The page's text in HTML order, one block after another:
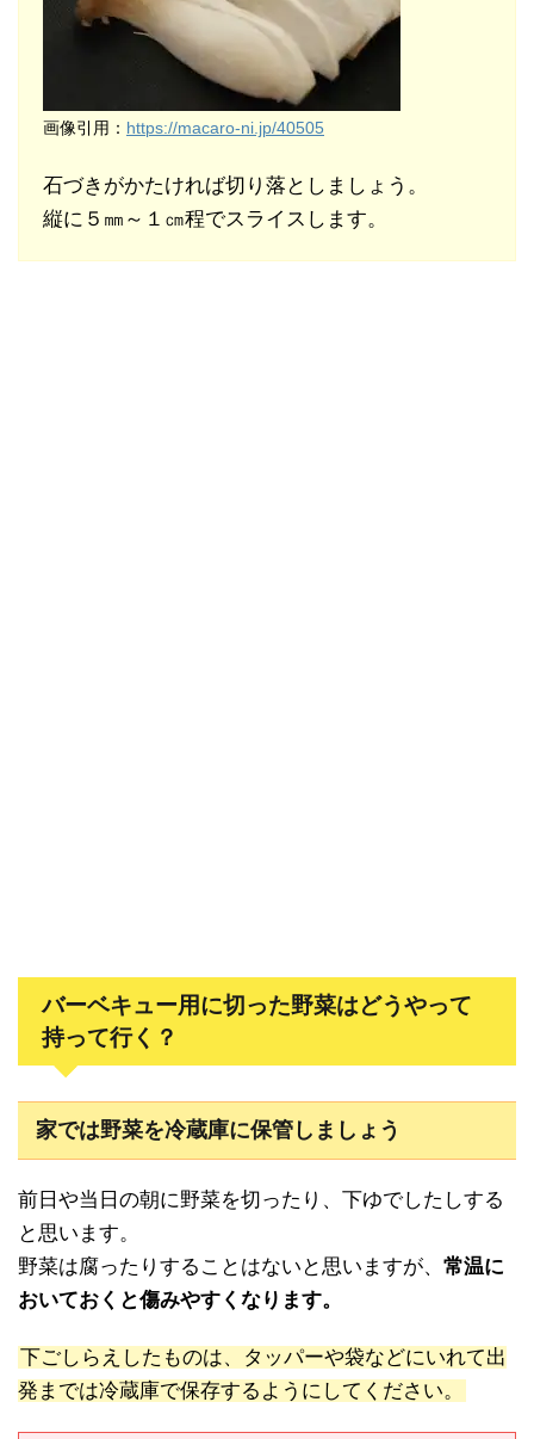
画像引用： https://macaro-ni.jp/40505
石づきがかたければ切り落としましょう。
縦に５㎜～１㎝程でスライスします。
バーベキュー用に切った野菜はどうやって
持って行く？
家では野菜を冷蔵庫に保管しましょう
前日や当日の朝に野菜を切ったり、下ゆでしたしする
と思います。
野菜は腐ったりすることはないと思いますが、 常温に
おいておくと傷みやすくなります。
下ごしらえしたものは、タッパーや袋などにいれて出
発までは冷蔵庫で保存するようにしてください。